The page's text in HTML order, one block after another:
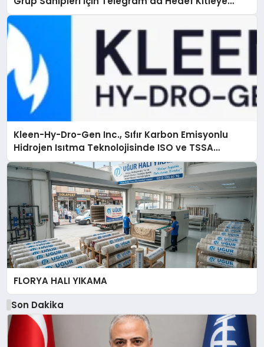
Ulaşma
Kleen-Hy-Dro-Gen Inc., Sıfır Karbon Emisyonlu
Hidrojen Isıtma Teknolojisinde ISO ve TSSA
Düzenleyici Onaylarını Aldı
FLORYA HALI YIKAMA
Son Dakika